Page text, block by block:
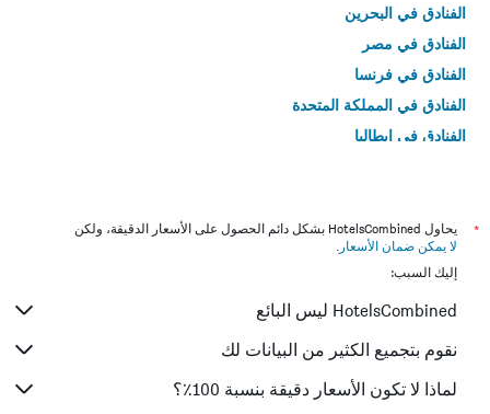
الفنادق في البحرين
الفنادق في مصر
الفنادق في فرنسا
الفنادق في المملكة المتحدة
الفنادق في إيطاليا
*
يحاول HotelsCombined بشكل دائم الحصول على الأسعار الدقيقة، ولكن
لا يمكن ضمان الأسعار .
إليك السبب:
HotelsCombined ليس البائع
نقوم بتجميع الكثير من البيانات لك
لماذا لا تكون الأسعار دقيقة بنسبة 100٪؟